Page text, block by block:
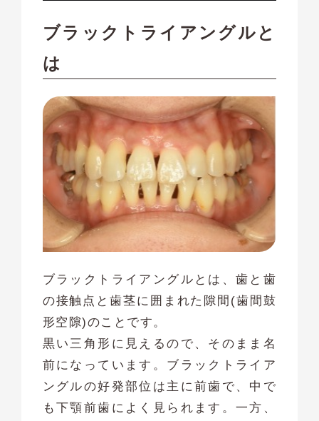
ブラックトライアングルと
は
ブラックトライアングルとは、歯と歯
の接触点と歯茎に囲まれた隙間(歯間鼓
形空隙)のことです。
黒い三角形に見えるので、そのまま名
前になっています。ブラックトライア
ングルの好発部位は主に前歯で、中で
も下顎前歯によく見られます。一方、